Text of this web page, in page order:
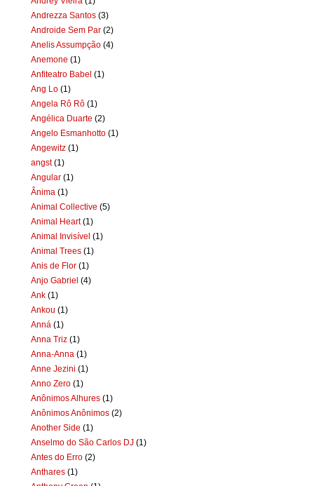
Andrezza Santos (3)
Androide Sem Par (2)
Anelis Assumpção (4)
Anemone (1)
Anfiteatro Babel (1)
Ang Lo (1)
Angela Rô Rô (1)
Angélica Duarte (2)
Angelo Esmanhotto (1)
Angewitz (1)
angst (1)
Angular (1)
Ânima (1)
Animal Collective (5)
Animal Heart (1)
Animal Invisível (1)
Animal Trees (1)
Anis de Flor (1)
Anjo Gabriel (4)
Ank (1)
Ankou (1)
Anná (1)
Anna Triz (1)
Anna-Anna (1)
Anne Jezini (1)
Anno Zero (1)
Anônimos Alhures (1)
Anônimos Anônimos (2)
Another Side (1)
Anselmo do São Carlos DJ (1)
Antes do Erro (2)
Anthares (1)